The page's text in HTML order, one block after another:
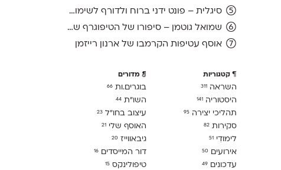
סיגלית – פונט ידני ברוח ולדורף לשימוש חופשי
שמואל גוטמן – סיפורו של הטיפוגרף שמאחורי גופני מיקרוסופט, כפי שנחשף בארכיון של נינתו
אוסף עטיפות הקרמבו של ארנון רייזמן
קטגוריות
השראה 311
היסטוריה 141
תהליכי יצירה 95
סקירות 82
לימודִי 51
אירועים 50
עדכונים 49
מדורים
בוגרים.ות 66
השו״ת 44
עיצוב בחו"ל 23
האוסף שלי 21
גיבאווייז 20
דור המייסדים 16
טיפולינקס 15